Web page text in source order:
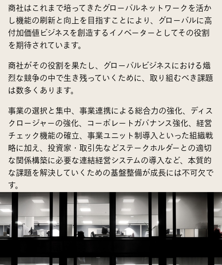
商社はこれまで培ってきたグローバルネットワークを活か
し機能の刷新と向上を目指すことにより、グローバルに高
付加価値ビジネスを創造するイノベーターとしてその役割
を期待されています。
商社がその役割を果たし、グローバルビジネスにおける熾
烈な競争の中で生き残っていくために、取り組むべき課題
は数多くあります。
事業の選択と集中、事業連携による総合力の強化、ディス
クロージャーの強化、コーポレートガバナンス強化、経営
チェック機能の確立、事業ユニット制導入といった組織戦
略に加え、投資家・取引先などステークホルダーとの適切
な関係構築に必要な連結経営システムの導入など、本質的
な課題を解決していくための基盤整備が成長には不可欠で
す。